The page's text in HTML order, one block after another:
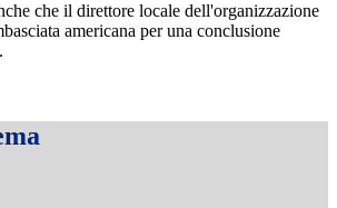
che il direttore locale dell'organizzazione
americana per una conclusione